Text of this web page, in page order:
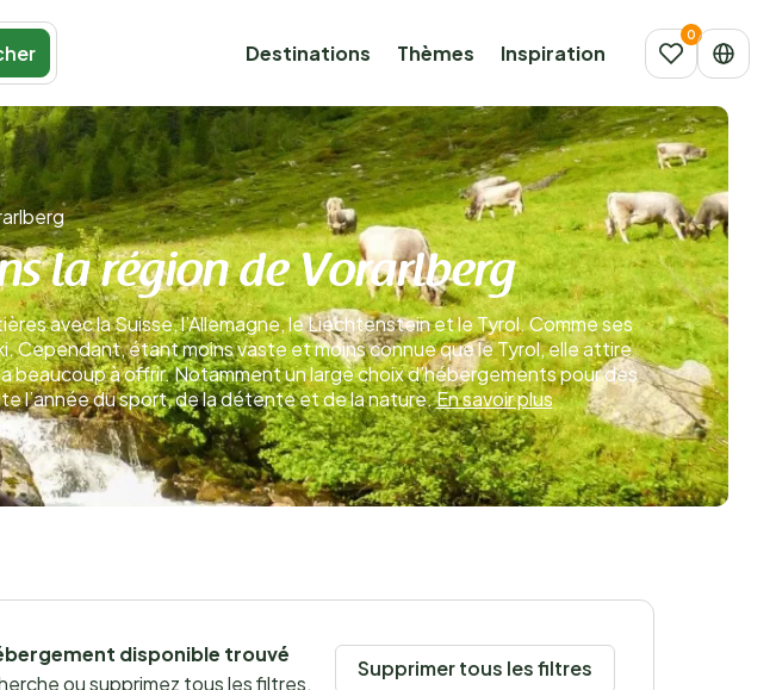
Destinations Thèmes Inspiration
la région de Vorarlberg
avec la Suisse, l’Allemagne, le Liechtenstein et le Tyrol. Comme ses
étant moins vaste et moins connue que le Tyrol, elle attire
à offrir. Notamment un large choix d’hébergements pour des
l’année du sport, de la détente et de la nature.En savoir plus
disponible trouvé
ou supprimez tous les filtres.
Supprimer tous les filtres